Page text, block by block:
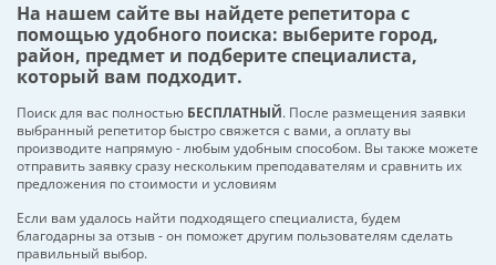
На нашем сайте вы найдете репетитора с
помощью удобного поиска: выберите город,
район, предмет и подберите специалиста,
который вам подходит.
Поиск для вас полностью БЕСПЛАТНЫЙ. После размещения заявки
выбранный репетитор быстро свяжется с вами, а оплату вы
производите напрямую - любым удобным способом. Вы также можете
отправить заявку сразу нескольким преподавателям и сравнить их
предложения по стоимости и условиям
Если вам удалось найти подходящего специалиста, будем
благодарны за отзыв - он поможет другим пользователям сделать
правильный выбор.